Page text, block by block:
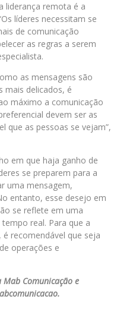
liderança remota é a
líderes necessitam se
de comunicação
as regras a serem
as mensagens são
mais delicados, é
máximo a comunicação
devem ser as
que as pessoas se vejam”,
em que haja ganho de
se preparem para a
uma mensagem,
entanto, esse desejo em
se reflete em uma
real. Para que a
recomendável que seja
operações e
Comunicação e